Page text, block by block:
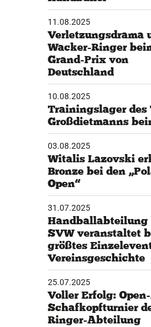
11.08.2025
Verletzungsdrama
Wacker-Ringer
Grand-Prix von
Deutschland
10.08.2025
Trainingslager des
Großdietmanns
03.08.2025
Witalis Lazovski
Bronze bei den
Open“
31.07.2025
Handballabteilung
SVW veranstaltet
größtes
Vereinsgeschichte
25.07.2025
Voller Erfolg:
Schafkopfturnier
Ringer-Abteilung
Mitglieder-Service
Deine Mitgliedschaft
Downloads